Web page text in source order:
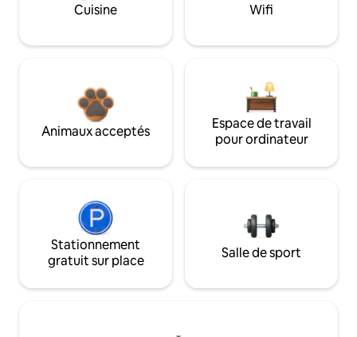
Cuisine Wifi
Animaux acceptés
Espace de travail
pour ordinateur
Stationnement
gratuit sur place
Salle de sport